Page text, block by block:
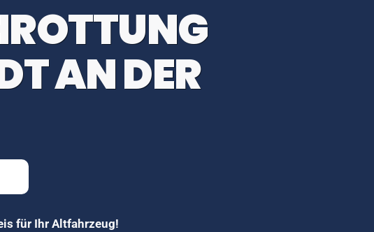
AN DER
für Ihr Altfahrzeug!